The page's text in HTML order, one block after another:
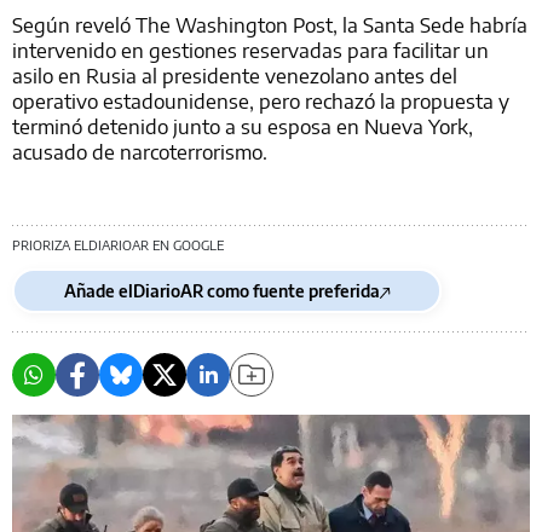
Según reveló The Washington Post, la Santa Sede habría
intervenido en gestiones reservadas para facilitar un
asilo en Rusia al presidente venezolano antes del
operativo estadounidense, pero rechazó la propuesta y
terminó detenido junto a su esposa en Nueva York,
acusado de narcoterrorismo.
PRIORIZA ELDIARIOAR EN GOOGLE
Añade elDiarioAR como fuente preferida